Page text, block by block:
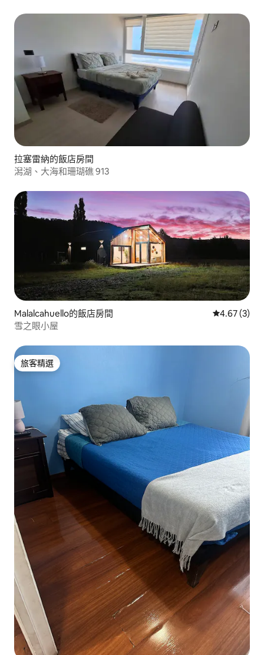
拉塞雷納的飯店房間
潟湖、大海和珊瑚礁 913
Malalcahuello的飯店房間 從 3 則評價
4.67 (3)
雪之眼小屋
旅客精選
旅客精選